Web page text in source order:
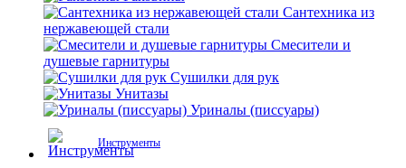
Сантехника из
нержавеющей стали
Смесители и
душевые гарнитуры
Сушилки для рук
Унитазы
Уриналы (писсуары)
Инструменты